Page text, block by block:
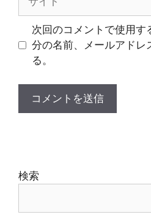
次回のコメントで使用す
分の名前、メールアドレ
る。
検索